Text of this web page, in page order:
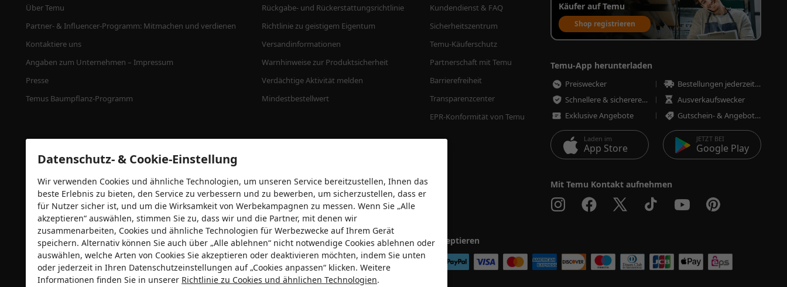
Über Temu
Partner- & Influencer-Programm: Mitmachen und verdienen
Kontaktiere uns
Angaben zum Unternehmen – Impressum
Presse
Temus Baumpflanz-Programm
Rückgabe- und Rückerstattungsrichtlinie
Richtlinie zu geistigem Eigentum
Versandinformationen
Warnhinweise zur Produktsicherheit
Verdächtige Aktivität melden
Mindestbestellwert
Kundendienst & FAQ
Sicherheitszentrum
Temu-Käuferschutz
Partnerschaft mit Temu
Barrierefreiheit
Transparenzcenter
EPR-Konformität von Temu
Käufer auf Temu
Shop registrieren
Temu-App herunterladen
Preiswecker
Bestellungen jederzeit nachverfolgen
Schnellere & sicherere Bestellungen
Ausverkaufswecker
Exklusive Angebote
Gutschein- & Angebotswecker
Laden im
App Store
JETZT BEI
Google Play
Mit Temu Kontakt aufnehmen
Sicherheitszertifizierungen Wir akzeptieren
Datenschutz- & Cookie-Einstellung
Wir verwenden Cookies und ähnliche Technologien, um unseren Service bereitzustellen, Ihnen das
beste Erlebnis zu bieten, den Service zu verbessern und zu bewerben, um sicherzustellen, dass er
für Nutzer sicher ist, und um die Wirksamkeit von Werbekampagnen zu messen. Wenn Sie „Alle
akzeptieren“ auswählen, stimmen Sie zu, dass wir und die Partner, mit denen wir
zusammenarbeiten, Cookies und ähnliche Technologien für Werbezwecke auf Ihrem Gerät
speichern. Alternativ können Sie auch über „Alle ablehnen“ nicht notwendige Cookies ablehnen oder
auswählen, welche Arten von Cookies Sie akzeptieren oder deaktivieren möchten, indem Sie unten
oder jederzeit in Ihren Datenschutzeinstellungen auf „Cookies anpassen“ klicken. Weitere
Informationen finden Sie in unserer Richtlinie zu Cookies und ähnlichen Technologien.